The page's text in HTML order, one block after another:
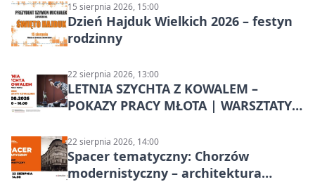
15 sierpnia 2026, 15:00
Dzień Hajduk Wielkich 2026 – festyn
rodzinny
22 sierpnia 2026, 13:00
LETNIA SZYCHTA Z KOWALEM –
POKAZY PRACY MŁOTA | WARSZTATY
22 sierpnia 2026, 14:00
Spacer tematyczny: Chorzów
modernistyczny – architektura